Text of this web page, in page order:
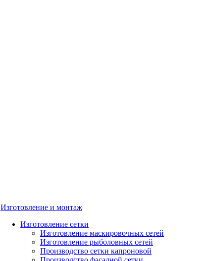
Изготовление и монтаж
Изготовление сетки
Изготовление маскировочных сетей
Изготовление рыболовных сетей
Производство сетки капроновой